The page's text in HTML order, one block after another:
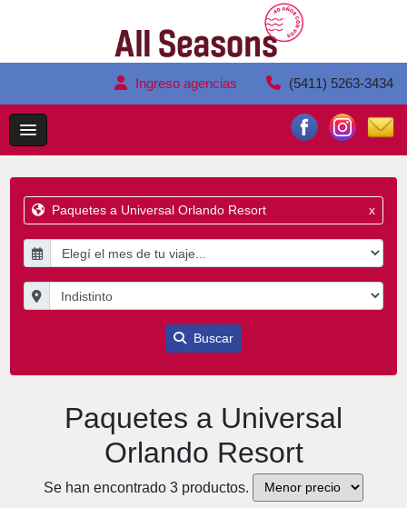
Ingreso agencias (5411) 5263-3434
Paquetes a Universal Orlando Resort x
Buscar
Paquetes a Universal
Orlando Resort
Se han encontrado 3 productos.